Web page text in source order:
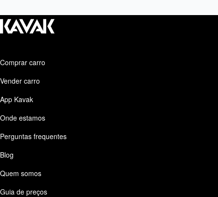
Comprar carro
Vender carro
App Kavak
Onde estamos
Perguntas frequentes
Blog
Quem somos
Guia de preços